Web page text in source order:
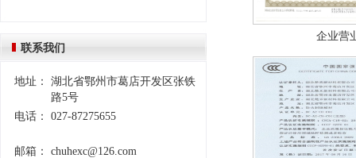
联系我们
地址：
湖北省鄂州市葛店开发区张铁
路5号
电话：
027-87275655
邮箱： chuhexc@126.com
企业营